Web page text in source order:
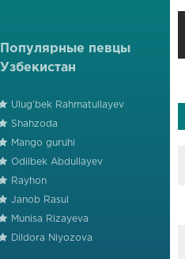
Популярные певцы
Узбекистан
Ulug'bek Rahmatullayev
Shahzoda
Mango guruhi
Odilbek Abdullayev
Rayhon
Janob Rasul
Munisa Rizayeva
Dildora Niyozova